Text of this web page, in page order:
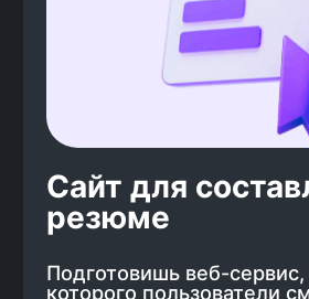
Готовим к поиску работы
Поиск работы — это навык, который
нужно развивать. Мы научим тебя
о себе, отвечать на вопросы
работодателей. Перед настоящими
собеседованиями ты будешь
почувствовать себя уверенно